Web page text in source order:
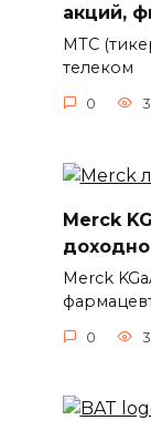
акций,
МТС
телеком
0
Merck
Merck
0